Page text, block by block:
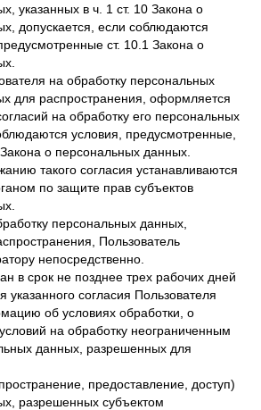
указанных в ч. 1 ст. 10 Закона о
допускается, если соблюдаются
ст. 10.1 Закона о
на обработку персональных
для распространения, оформляется
на обработку его персональных
условия, предусмотренные,
Закона о персональных данных.
такого согласия устанавливаются
по защите прав субъектов
персональных данных,
Пользователь
непосредственно.
в срок не позднее трех рабочих дней
указанного согласия Пользователя
об условиях обработки, о
на обработку неограниченным
данных, разрешенных для
предоставление, доступ)
разрешенных субъектом